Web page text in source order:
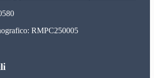
RMPC250005